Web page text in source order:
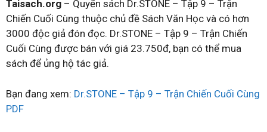
Taisach.org – Quyển sách Dr.STONE – Tập 9 – Trận
Chiến Cuối Cùng thuộc chủ đề Sách Văn Học và có hơn
3000 độc giả đón đọc. Dr.STONE – Tập 9 – Trận Chiến
Cuối Cùng được bán với giá 23.750đ, bạn có thể mua
sách để ủng hộ tác giả.
Bạn đang xem: Dr.STONE – Tập 9 – Trận Chiến Cuối Cùng
PDF